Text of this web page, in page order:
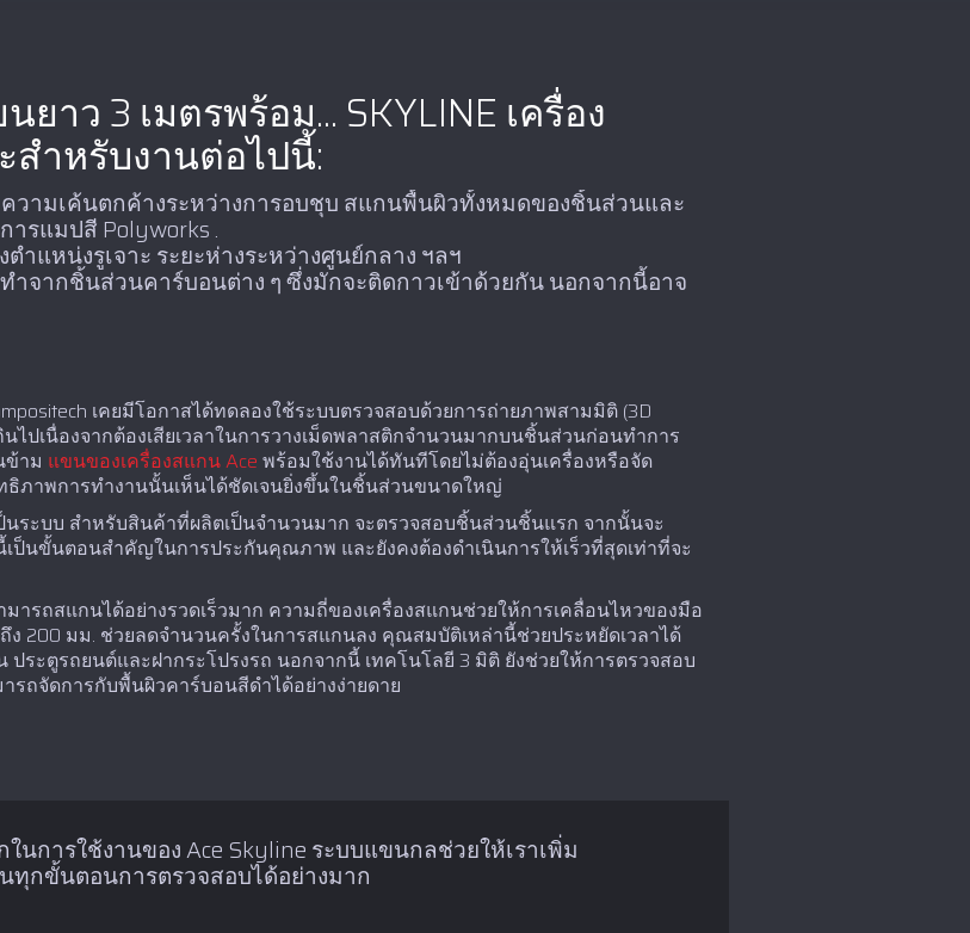
าว 3 เมตรพร้อม... SKYLINE เครื่อง
สำหรับงานต่อไปนี้:
วามเค้นตกค้างระหว่างการอบชุบ สแกนพื้นผิวทั้งหมดของชิ้นส่วนและ
ารแมปสี Polyworks .
แหน่งรูเจาะ ระยะห่างระหว่างศูนย์กลาง ฯลฯ
จากชิ้นส่วนคาร์บอนต่าง ๆ ซึ่งมักจะติดกาวเข้าด้วยกัน นอกจากนี้อาจ
เคยมีโอกาสได้ทดลองใช้ระบบตรวจสอบด้วยการถ่ายภาพสามมิติ (3D
ไปเนื่องจากต้องเสียเวลาในการวางเม็ดพลาสติกจำนวนมากบนชิ้นส่วนก่อนทำการ
ข้าม แขนของเครื่องสแกน Ace พร้อมใช้งานได้ทันทีโดยไม่ต้องอุ่นเครื่องหรือจัด
ภาพการทำงานนั้นเห็นได้ชัดเจนยิ่งขึ้นในชิ้นส่วนขนาดใหญ่
ระบบ สำหรับสินค้าที่ผลิตเป็นจำนวนมาก จะตรวจสอบชิ้นส่วนชิ้นแรก จากนั้นจะ
ป็นขั้นตอนสำคัญในการประกันคุณภาพ และยังคงต้องดำเนินการให้เร็วที่สุดเท่าที่จะ
ารถสแกนได้อย่างรวดเร็วมาก ความถี่ของเครื่องสแกนช่วยให้การเคลื่อนไหวของมือ
ง 200 มม. ช่วยลดจำนวนครั้งในการสแกนลง คุณสมบัติเหล่านี้ช่วยประหยัดเวลาได้
ระตูรถยนต์และฝากระโปรงรถ นอกจากนี้ เทคโนโลยี 3 มิติ ยังช่วยให้การตรวจสอบ
รถจัดการกับพื้นผิวคาร์บอนสีดำได้อย่างง่ายดาย
นการใช้งานของ Ace Skyline ระบบแขนกลช่วยให้เราเพิ่ม
ทุกขั้นตอนการตรวจสอบได้อย่างมาก